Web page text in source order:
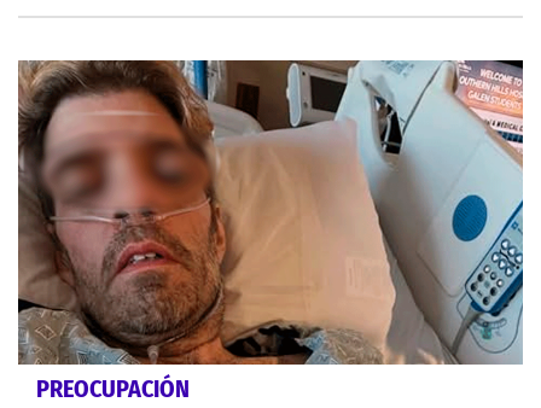
PREOCUPACIÓN